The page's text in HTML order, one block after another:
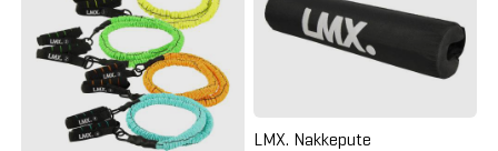
LMX. Nakkepute